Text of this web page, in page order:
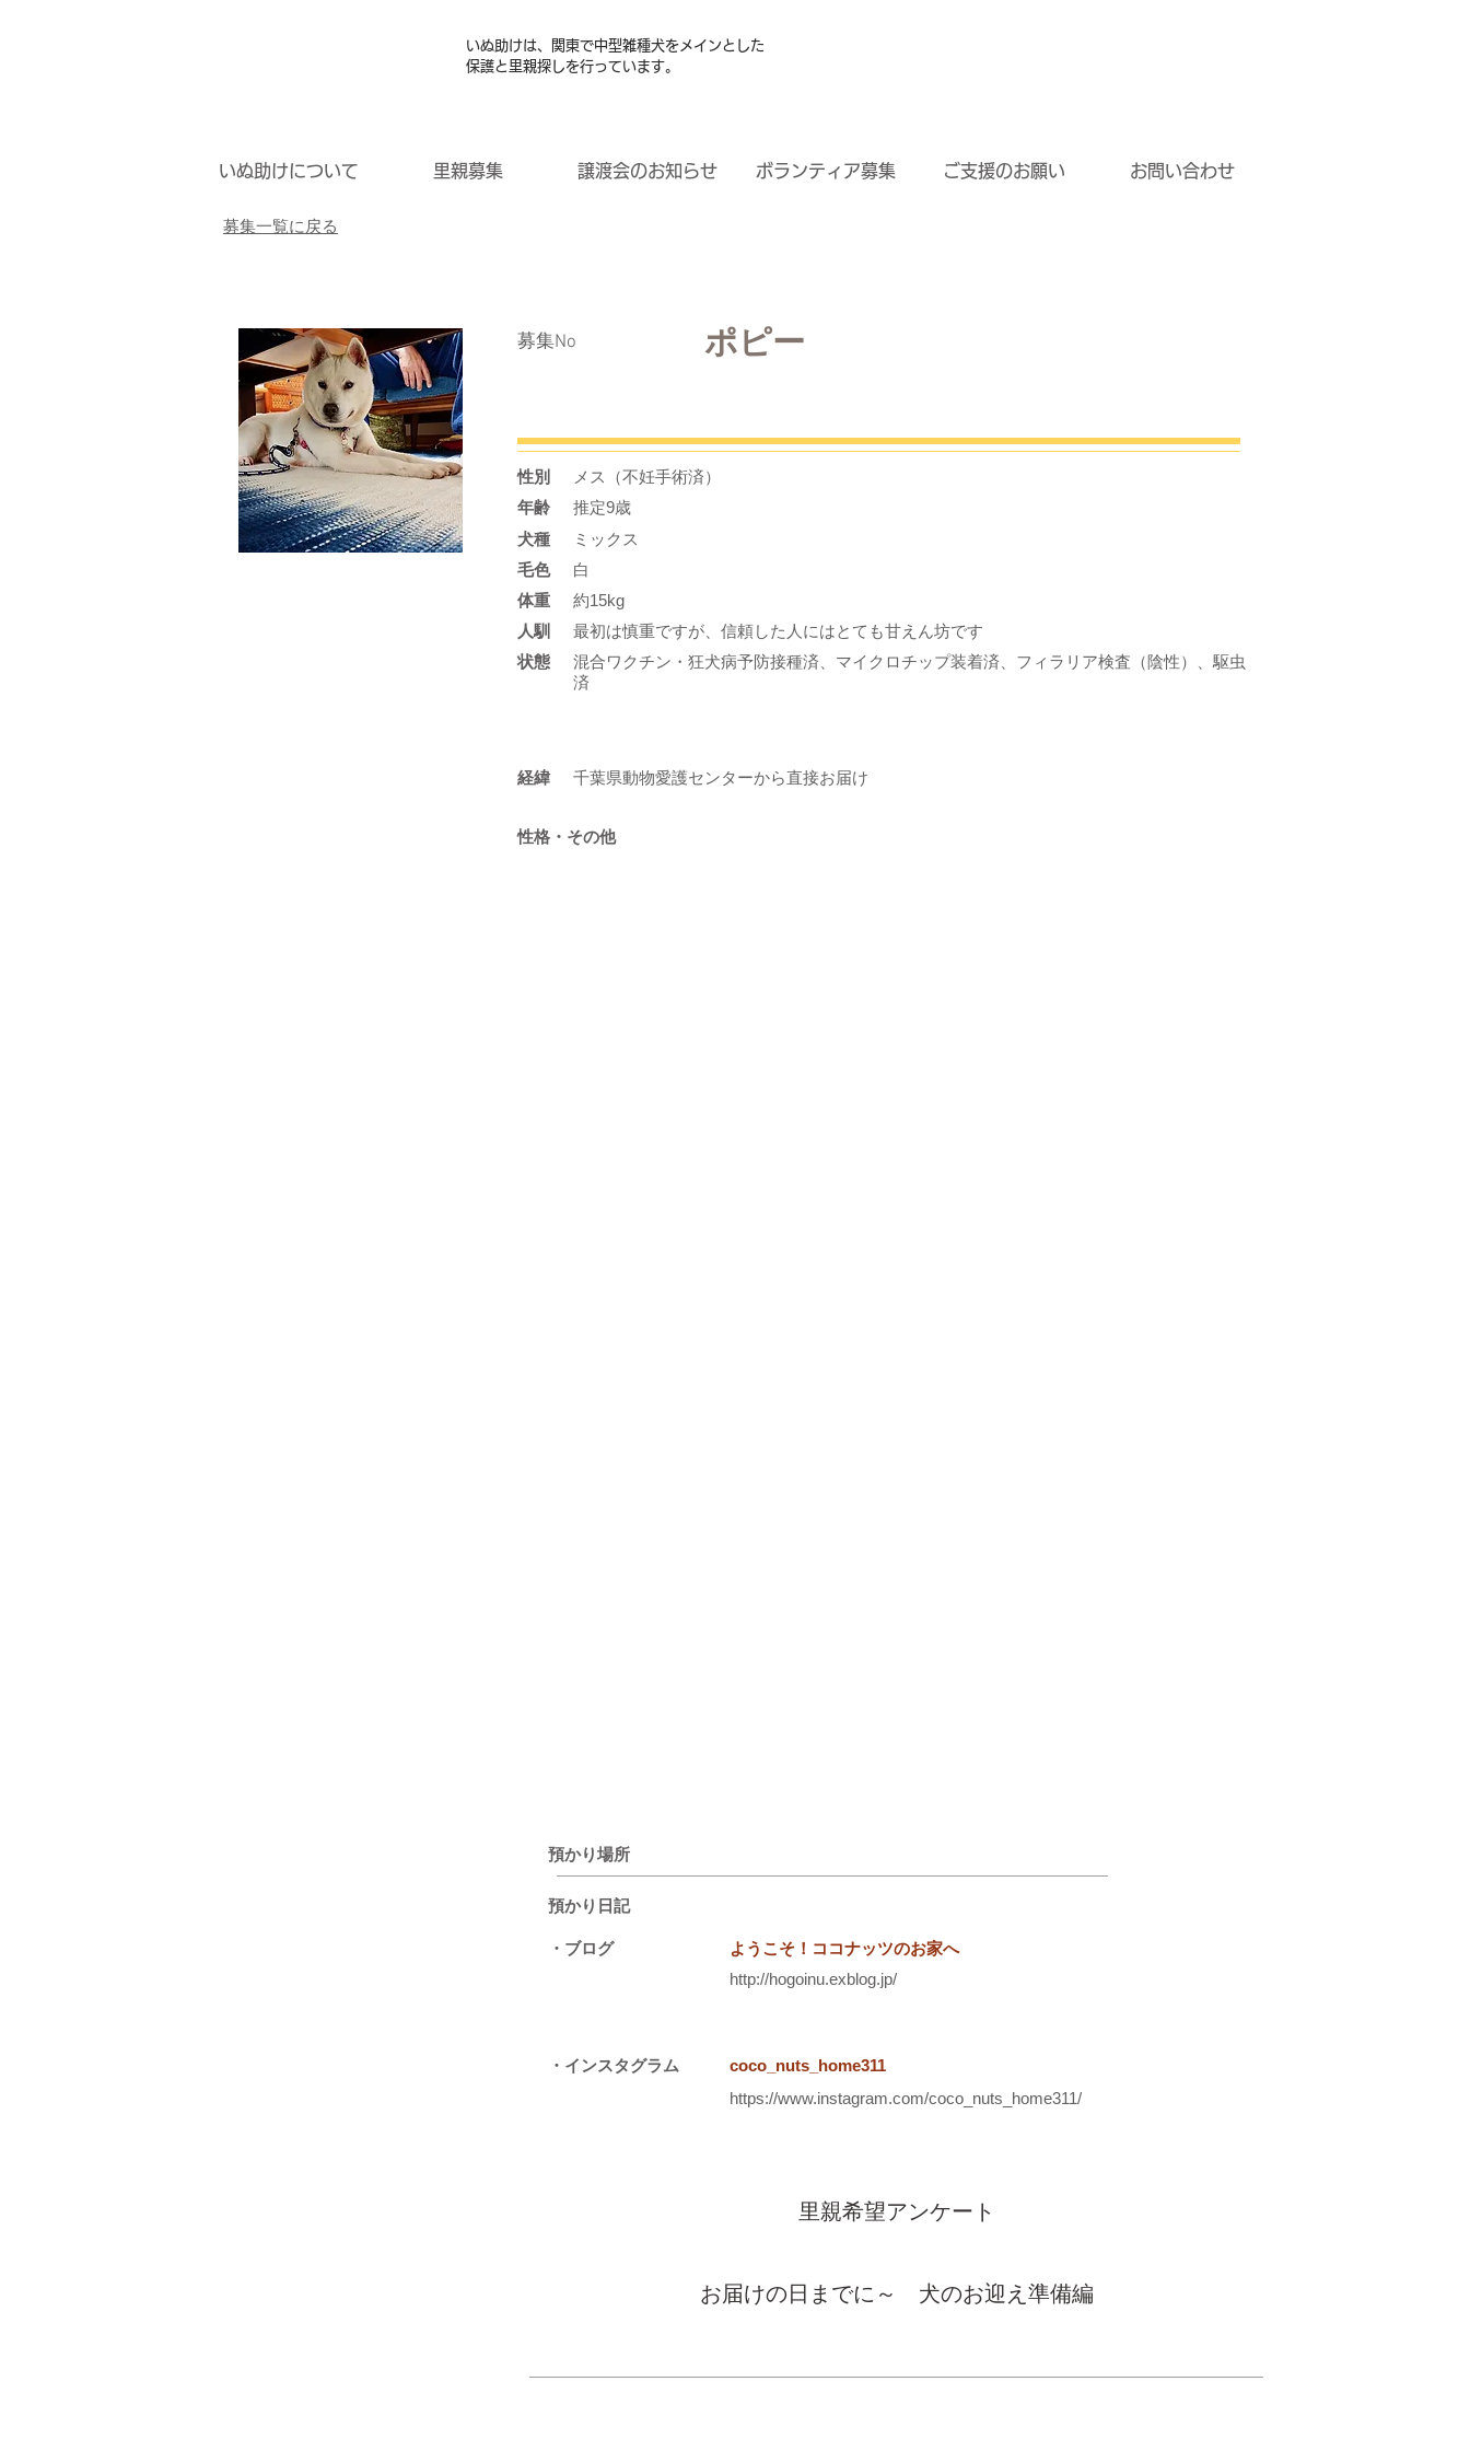
いぬ助けは、関東で中型雑種犬をメインとした
保護と里親探しを行っています。
いぬ助けについて 里親募集 譲渡会のお知らせ ボランティア募集 ご支援のお願い お問い合わせ
募集一覧に戻る
​募集No ポピー
性別
メス（不妊手術済）
年齢
推定9歳
ミックス
​犬種
​毛色
白
体重
約15kg
人馴
最初は慎重ですが、信頼した人にはとても甘えん坊です
状態
混合ワクチン・狂犬病予防接種済、マイクロチップ装着済、フィラリア検査（陰性）、駆虫
済
​経緯 千葉県動物愛護センターから直接お届け
性格・その他
預かり場所
預かり日記
・ブログ
ようこそ！ココナッツのお家へ
http://hogoinu.exblog.jp/
・インスタグラム
coco_nuts_home311
https://www.instagram.com/coco_nuts_home311/
里親希望アンケート
お届けの日までに～ 犬のお迎え準備編